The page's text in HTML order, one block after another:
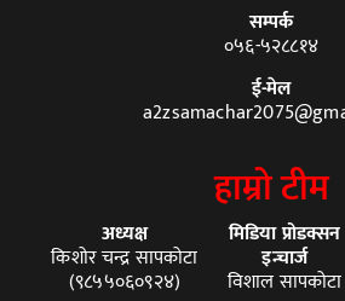
सम्पर्क
०५६-५२८८१४
ई-मेल
हाम्रो टीम
अध्यक्ष
किशोर चन्द्र सापकोटा
(९८५५०६०९२४)
मिडिया प्रोडक्सन
इन्चार्ज
विशाल सापकोटा